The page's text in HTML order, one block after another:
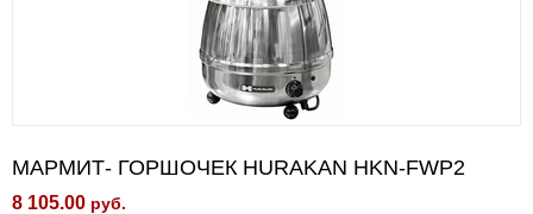
МАРМИТ- ГОРШОЧЕК HURAKAN HKN-FWP2
8 105.00 руб.